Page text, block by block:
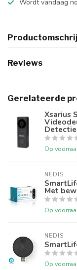
Wordt vandaag
Reviews
Gerelateerde
Xsarius
Op
NEDIS
Met
Op
NEDIS
Op